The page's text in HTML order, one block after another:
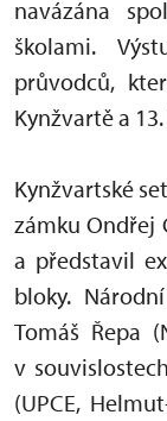
navázána
školami.
průvodců,
Kynžvartě a
Kynžvartské
zámku Ondřej
a představil
bloky.
Tomáš Řepa
v
(UPCE,